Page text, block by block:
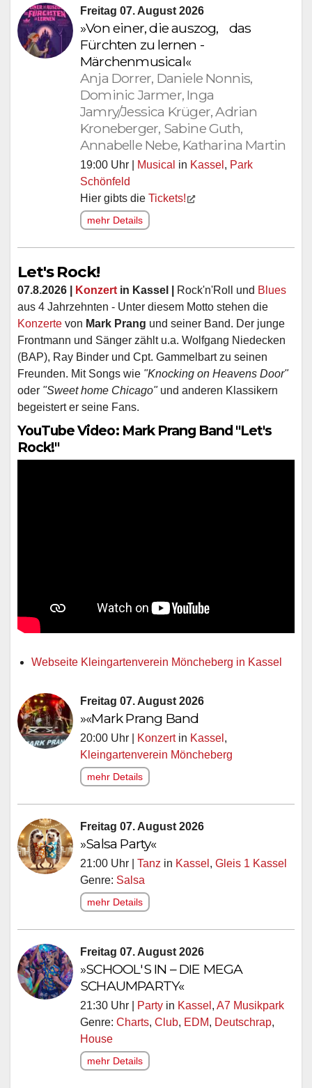
Freitag 07. August 2026
»Von einer, die auszog, das
Fürchten zu lernen -
Märchenmusical«
Anja Dorrer, Daniele Nonnis,
Dominic Jarmer, Inga
Jamry/Jessica Krüger, Adrian
Kroneberger, Sabine Guth,
Annabelle Nebe, Katharina Martin
19:00 Uhr | Musical in Kassel , Park
Schönfeld
Hier gibts die Tickets!
mehr Details
Let's Rock!
07.8.2026 | Konzert in Kassel | Rock'n'Roll und Blues
aus 4 Jahrzehnten - Unter diesem Motto stehen die
Konzerte von Mark Prang und seiner Band. Der junge
Frontmann und Sänger zählt u.a. Wolfgang Niedecken
(BAP), Ray Binder und Cpt. Gammelbart zu seinen
Freunden. Mit Songs wie "Knocking on Heavens Door"
oder "Sweet home Chicago"und anderen Klassikern
begeistert er seine Fans.
YouTube Video: Mark Prang Band "Let's
Rock!"
Webseite Kleingartenverein Möncheberg in Kassel
Freitag 07. August 2026
»«Mark Prang Band
20:00 Uhr | Konzertin Kassel ,
Kleingartenverein Möncheberg
mehr Details
Freitag 07. August 2026
»Salsa Party«
21:00 Uhr | Tanz in Kassel , Gleis 1 Kassel
Genre: Salsa
mehr Details
Freitag 07. August 2026
»SCHOOL'S IN – DIE MEGA
SCHAUMPARTY«
21:30 Uhr | Party in Kassel , A7 Musikpark
Genre: Charts, Club, EDM, Deutschrap,
House
mehr Details